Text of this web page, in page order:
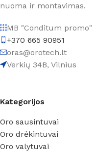
nuoma ir montavimas.
MB "Conditum promo"
+370 665 90951
oras@orotech.lt
Verkių 34B, Vilnius
Kategorijos
Oro sausintuvai
Oro drėkintuvai
Oro valytuvai